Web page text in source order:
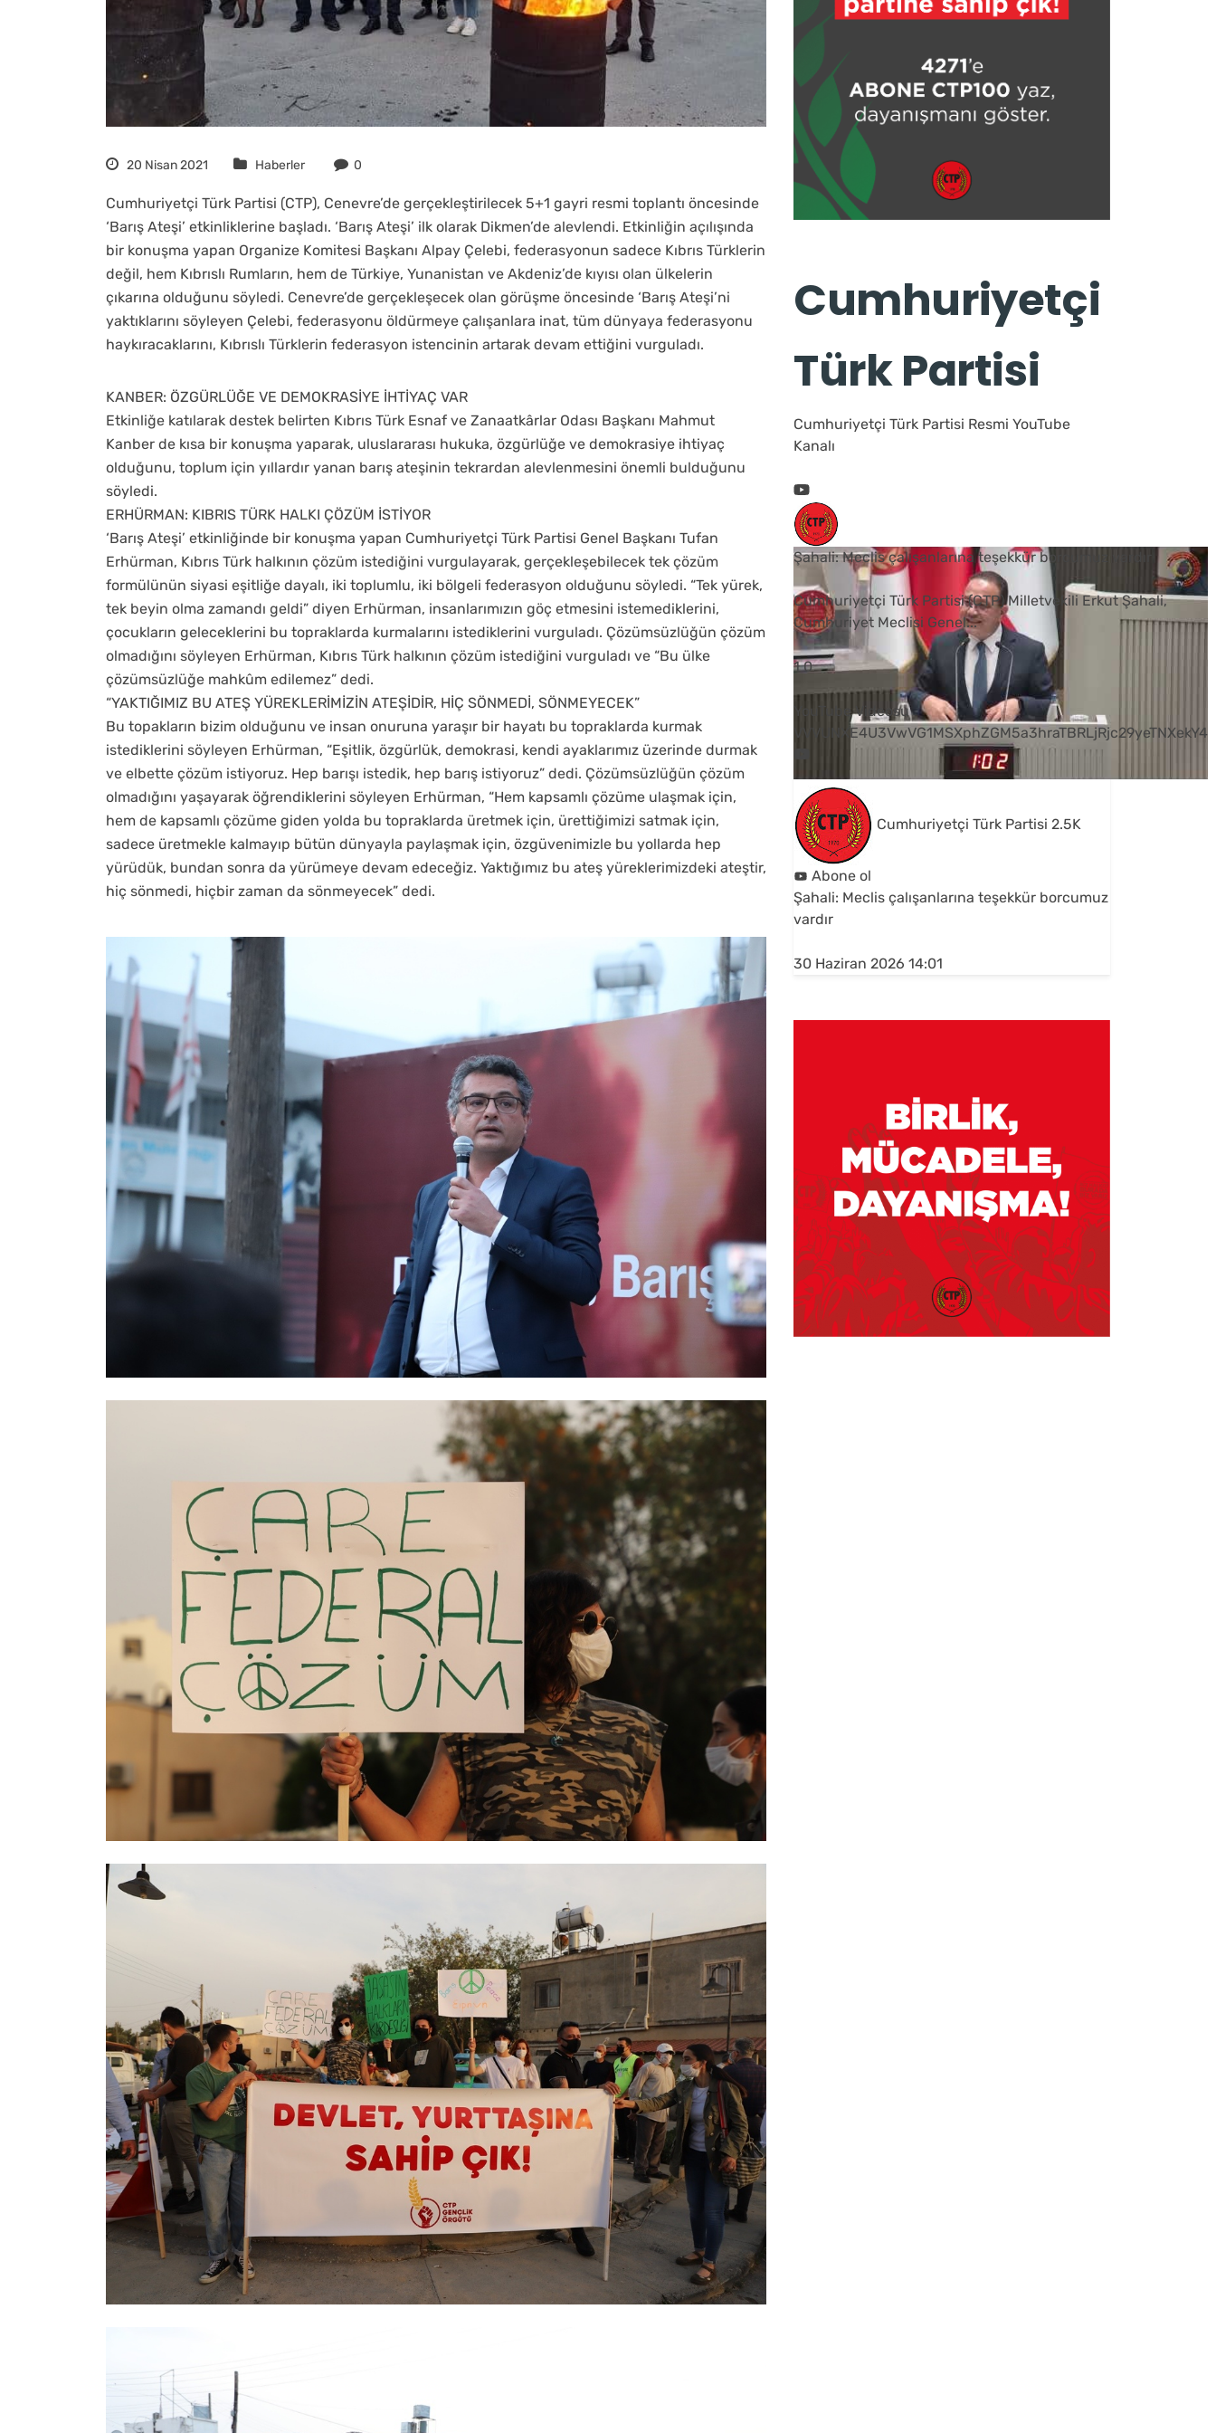
20 Nisan 2021 Haberler 0
Cumhuriyetçi Türk Partisi (CTP), Cenevre’de gerçekleştirilecek 5+1 gayri resmi toplantı öncesinde
‘Barış Ateşi’ etkinliklerine başladı. ‘Barış Ateşi’ ilk olarak Dikmen’de alevlendi. Etkinliğin açılışında
bir konuşma yapan Organize Komitesi Başkanı Alpay Çelebi, federasyonun sadece Kıbrıs Türklerin
değil, hem Kıbrıslı Rumların, hem de Türkiye, Yunanistan ve Akdeniz’de kıyısı olan ülkelerin
çıkarına olduğunu söyledi. Cenevre’de gerçekleşecek olan görüşme öncesinde ‘Barış Ateşi’ni
yaktıklarını söyleyen Çelebi, federasyonu öldürmeye çalışanlara inat, tüm dünyaya federasyonu
haykıracaklarını, Kıbrıslı Türklerin federasyon istencinin artarak devam ettiğini vurguladı.
KANBER: ÖZGÜRLÜĞE VE DEMOKRASİYE İHTİYAÇ VAR
Etkinliğe katılarak destek belirten Kıbrıs Türk Esnaf ve Zanaatkârlar Odası Başkanı Mahmut
Kanber de kısa bir konuşma yaparak, uluslararası hukuka, özgürlüğe ve demokrasiye ihtiyaç
olduğunu, toplum için yıllardır yanan barış ateşinin tekrardan alevlenmesini önemli bulduğunu
söyledi.
ERHÜRMAN: KIBRIS TÜRK HALKI ÇÖZÜM İSTİYOR
‘Barış Ateşi’ etkinliğinde bir konuşma yapan Cumhuriyetçi Türk Partisi Genel Başkanı Tufan
Erhürman, Kıbrıs Türk halkının çözüm istediğini vurgulayarak, gerçekleşebilecek tek çözüm
formülünün siyasi eşitliğe dayalı, iki toplumlu, iki bölgeli federasyon olduğunu söyledi. “Tek yürek,
tek beyin olma zamandı geldi” diyen Erhürman, insanlarımızın göç etmesini istemediklerini,
çocukların geleceklerini bu topraklarda kurmalarını istediklerini vurguladı. Çözümsüzlüğün çözüm
olmadığını söyleyen Erhürman, Kıbrıs Türk halkının çözüm istediğini vurguladı ve “Bu ülke
çözümsüzlüğe mahkûm edilemez” dedi.
“YAKTIĞIMIZ BU ATEŞ YÜREKLERİMİZİN ATEŞİDİR, HİÇ SÖNMEDİ, SÖNMEYECEK”
Bu topakların bizim olduğunu ve insan onuruna yaraşır bir hayatı bu topraklarda kurmak
istediklerini söyleyen Erhürman, “Eşitlik, özgürlük, demokrasi, kendi ayaklarımız üzerinde durmak
ve elbette çözüm istiyoruz. Hep barışı istedik, hep barış istiyoruz” dedi. Çözümsüzlüğün çözüm
olmadığını yaşayarak öğrendiklerini söyleyen Erhürman, “Hem kapsamlı çözüme ulaşmak için,
hem de kapsamlı çözüme giden yolda bu topraklarda üretmek için, ürettiğimizi satmak için,
sadece üretmekle kalmayıp bütün dünyayla paylaşmak için, özgüvenimizle bu yollarda hep
yürüdük, bundan sonra da yürümeye devam edeceğiz. Yaktığımız bu ateş yüreklerimizdeki ateştir,
hiç sönmedi, hiçbir zaman da sönmeyecek” dedi.
Cumhuriyetçi
Türk Partisi
Cumhuriyetçi Türk Partisi Resmi YouTube
Kanalı
Şahali: Meclis çalışanlarına teşekkür borcumuz vardır
Cumhuriyetçi Türk Partisi (CTP) Milletvekili Erkut Şahali,
Cumhuriyet Meclisi Genel...
1 0
YouTube Videosu
VVVUNXE4U3VwVG1MSXphZGM5a3hraTBRLjRjc29yeTNXekY4
Cumhuriyetçi Türk Partisi 2.5K
Abone ol
Şahali: Meclis çalışanlarına teşekkür borcumuz
vardır
30 Haziran 2026 14:01